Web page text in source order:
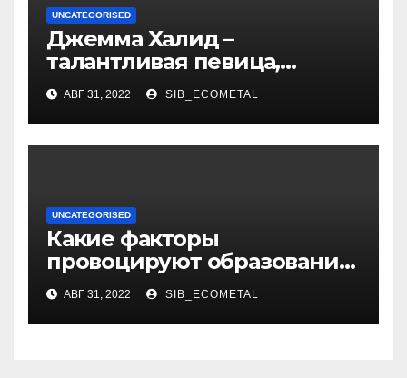
UNCATEGORISED
Джемма Халид –
талантливая певица,
музыкант и автор песен со
смыслом
АВГ 31, 2022 SIB_ECOMETAL
UNCATEGORISED
Какие факторы
провоцируют образование
жировиков
АВГ 31, 2022 SIB_ECOMETAL